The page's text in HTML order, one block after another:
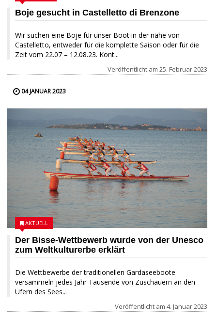
Boje gesucht in Castelletto di Brenzone
Wir suchen eine Boje für unser Boot in der nähe von
Castelletto, entweder für die komplette Saison oder für die
Zeit vom 22.07 – 12.08.23. Kont...
Veröffentlicht am 25. Februar 2023
04 JANUAR 2023
Der Bisse-Wettbewerb wurde von der Unesco
zum Weltkulturerbe erklärt
Die Wettbewerbe der traditionellen Gardaseeboote
versammeln jedes Jahr Tausende von Zuschauern an den
Ufern des Sees...
AKTUELL
Veröffentlicht am 4. Januar 2023